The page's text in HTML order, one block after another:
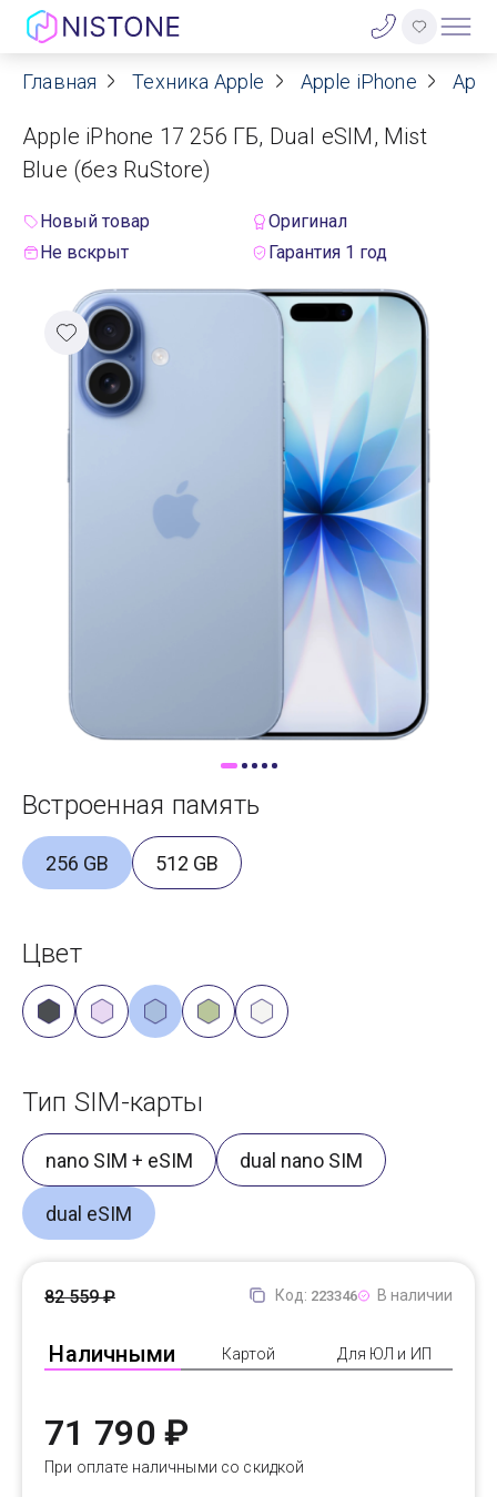
Акции
О нас
Договор оферты
Реквизиты
Контакты
Главная Техника Apple Apple iPhone
Apple iPhone 17 256 ГБ, Dual eSIM, Mist
Blue (без RuStore)
Новый товар
Оригинал
Не вскрыт
Гарантия 1 год
Встроенная память
256 GB 512 GB
Цвет
Тип SIM-карты
nano SIM + eSIM dual nano SIM
dual eSIM
Код: 223346 В наличии
Наличными Картой Для ЮЛ и ИП
82 559 ₽
71 790 ₽
При оплате наличными со скидкой